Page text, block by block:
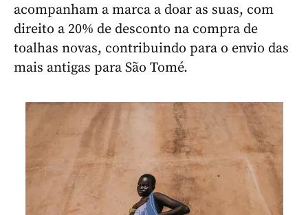
acompanham a marca a doar as suas, com
direito a 20% de desconto na compra de
toalhas novas, contribuindo para o envio das
mais antigas para São Tomé.